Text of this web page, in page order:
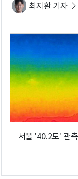
최지환 기자
서울 '40.2도' 관측